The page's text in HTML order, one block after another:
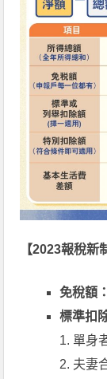
【2023報稅新
免稅額
標準扣
1. 單身
2. 夫妻